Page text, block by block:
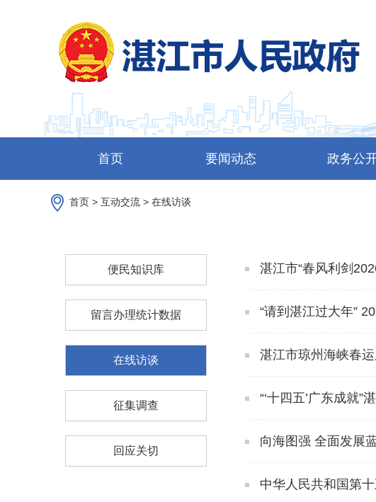
首页 要闻动态 政务公
首页 > 互动交流 > 在线访谈
便民知识库
留言办理统计数据
在线访谈
征集调查
回应关切
湛江市“春风利剑
“请到湛江过大年”
湛江市琼州海峡春
“‘十四五’广东成就”
向海图强 全面发展
中华人民共和国第